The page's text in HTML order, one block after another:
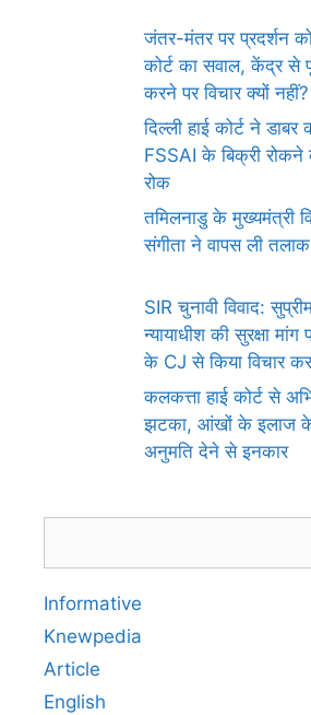
जंतर-मंतर पर प्रदर्शन
कोर्ट का सवाल, केंद्र से
करने पर विचार क्यों नहीं?
दिल्ली हाई कोर्ट ने डाबर
FSSAI के बिक्री
रोक
तमिलनाडु के मुख्यमंत्री
संगीता ने वापस ली
SIR चुनावी विवाद:
न्यायाधीश की सुरक्षा
के CJ से किया विचार
कलकत्ता हाई कोर्ट से
झटका, आंखों के इलाज के
अनुमति देने से इनकार
Informative
Knewpedia
Article
English